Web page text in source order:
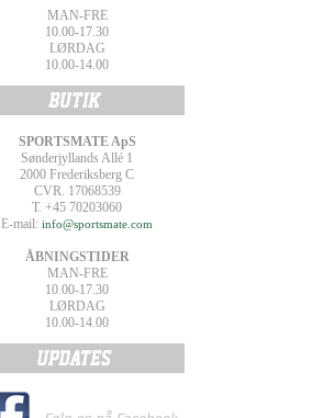
MAN-FRE
10.00-17.30
LØRDAG
10.00-14.00
SPORTSMATE ApS
Sønderjyllands Allé 1
2000 Frederiksberg C
CVR. 17068539
T. +45 70203060
E-mail: info@sportsmate.com
ÅBNINGSTIDER
MAN-FRE
10.00-17.30
LØRDAG
10.00-14.00